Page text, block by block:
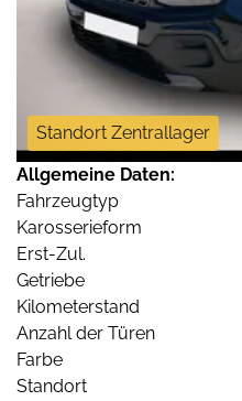
Standort Zentrallager
Allgemeine Daten:
Fahrzeugtyp
Karosserieform
Erst-Zul.
Getriebe
Kilometerstand
Anzahl der Türen
Farbe
Standort